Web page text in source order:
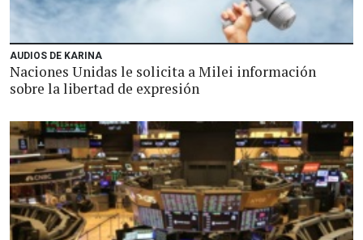
AUDIOS DE KARINA
Naciones Unidas le solicita a Milei información
sobre la libertad de expresión